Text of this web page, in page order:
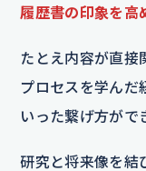
履歴書の印象を高
たとえ内容が直接
プロセスを学んだ
いった繋げ方がで
研究と将来像を結